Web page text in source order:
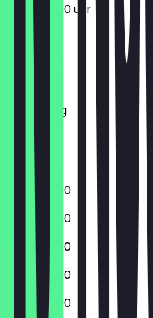
12:00 - 23:00 uur
Maandag
Dinsdag
Woensdag
Donderdag
Vrijdag
Zaterdag
Zondag
12:00 - 23:00
12:00 - 23:00
12:00 - 23:00
12:00 - 23:00
12:00 - 23:00